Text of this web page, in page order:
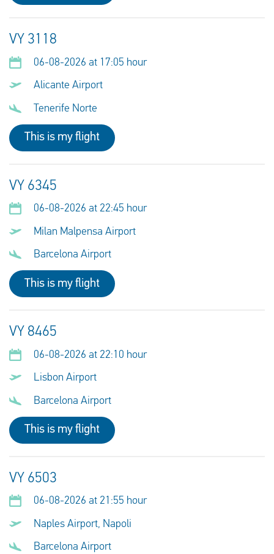
VY 3118
06-08-2026 at 17:05 hour
Alicante Airport
Tenerife Norte
This is my flight
VY 6345
06-08-2026 at 22:45 hour
Milan Malpensa Airport
Barcelona Airport
This is my flight
VY 8465
06-08-2026 at 22:10 hour
Lisbon Airport
Barcelona Airport
This is my flight
VY 6503
06-08-2026 at 21:55 hour
Naples Airport, Napoli
Barcelona Airport